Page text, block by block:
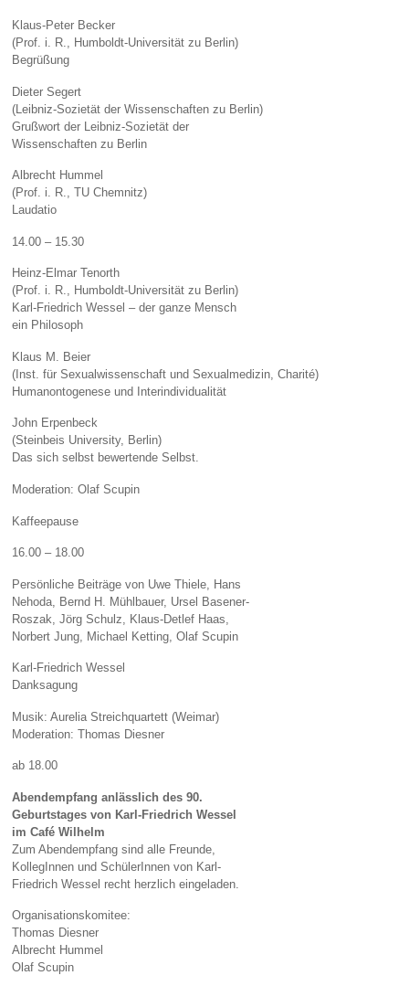
Klaus-Peter Becker
(Prof. i. R., Humboldt-Universität zu Berlin)
Begrüßung
Dieter Segert
(Leibniz-Sozietät der Wissenschaften zu Berlin)
Grußwort der Leibniz-Sozietät der
Wissenschaften zu Berlin
Albrecht Hummel
(Prof. i. R., TU Chemnitz)
Laudatio
14.00 – 15.30
Heinz-Elmar Tenorth
(Prof. i. R., Humboldt-Universität zu Berlin)
Karl-Friedrich Wessel – der ganze Mensch
ein Philosoph
Klaus M. Beier
(Inst. für Sexualwissenschaft und Sexualmedizin, Charité)
Humanontogenese und Interindividualität
John Erpenbeck
(Steinbeis University, Berlin)
Das sich selbst bewertende Selbst.
Moderation: Olaf Scupin
Kaffeepause
16.00 – 18.00
Persönliche Beiträge von Uwe Thiele, Hans
Nehoda, Bernd H. Mühlbauer, Ursel Basener-
Roszak, Jörg Schulz, Klaus-Detlef Haas,
Norbert Jung, Michael Ketting, Olaf Scupin
Karl-Friedrich Wessel
Danksagung
Musik: Aurelia Streichquartett (Weimar)
Moderation: Thomas Diesner
ab 18.00
Abendempfang anlässlich des 90.
Geburtstages von Karl-Friedrich Wessel
im Café Wilhelm
Zum Abendempfang sind alle Freunde,
KollegInnen und SchülerInnen von Karl-
Friedrich Wessel recht herzlich eingeladen.
Organisationskomitee:
Thomas Diesner
Albrecht Hummel
Olaf Scupin